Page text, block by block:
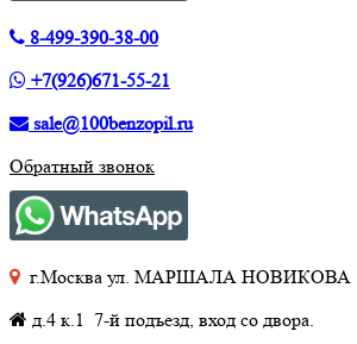
8-499-390-38-00
+7(926)671-55-21
sale@100benzopil.ru
Обратный звонок
г.Москва ул. МАРШАЛА НОВИКОВА
д.4 к.1 7-й подъезд, вход со двора.